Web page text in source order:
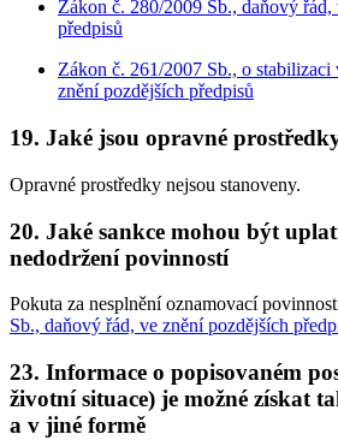
Zákon č. 280/2009 Sb., daňový řád,
předpisů
Zákon č. 261/2007 Sb., o
znění pozdějších předpisů
19. Jaké jsou opravné
Opravné prostředky nejsou stanoveny.
20. Jaké sankce mohou být
nedodržení povinností
Pokuta za nesplnění oznamovací
Sb., daňový řád, ve znění pozdějších
23. Informace o popisovaném
životní situace) je možné získat
a v jiné formě